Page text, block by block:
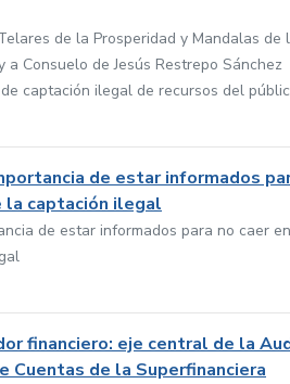
de la Prosperidad y Mandalas de
Consuelo de Jesús Restrepo Sánchez
captación ilegal de recursos del
de estar informados
la captación ilegal
de estar informados para no caer
financiero: eje central de la
Cuentas de la Superfinanciera